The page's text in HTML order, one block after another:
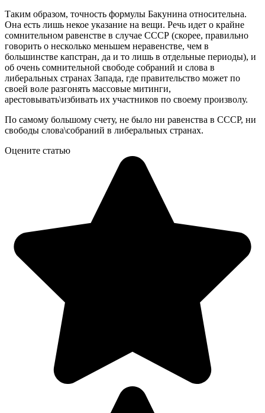
Таким образом, точность формулы Бакунина относительна.
Она есть лишь некое указание на вещи. Речь идет о крайне
сомнительном равенстве в случае СССР (скорее, правильно
говорить о несколько меньшем неравенстве, чем в
большинстве капстран, да и то лишь в отдельные периоды), и
об очень сомнительной свободе собраний и слова в
либеральных странах Запада, где правительство может по
своей воле разгонять массовые митинги,
арестовывать\избивать их участников по своему произволу.
По самому большому счету, не было ни равенства в СССР, ни
свободы слова\собраний в либеральных странах.
Оцените статью